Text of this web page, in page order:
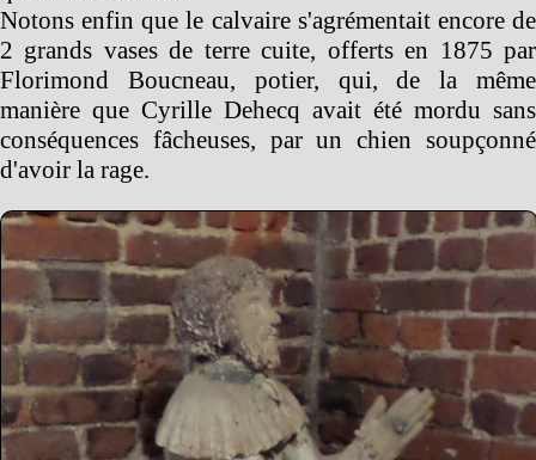
Notons enfin que le calvaire s'agrémentait encore de
2 grands vases de terre cuite, offerts en 1875 par
Florimond Boucneau, potier, qui, de la même
manière que Cyrille Dehecq avait été mordu sans
conséquences fâcheuses, par un chien soupçonné
d'avoir la rage.